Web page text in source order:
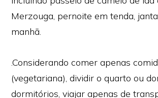
Merzouga, pernoite em tenda,
manhã.
.Considerando comer apenas
(vegetariana), dividir o quarto ou
dormitórios, viajar apenas de